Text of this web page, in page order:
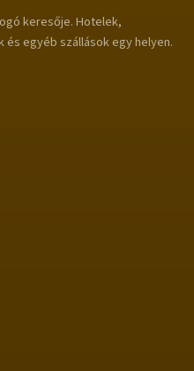
keresője. Hotelek,
és egyéb szállások egy helyen.